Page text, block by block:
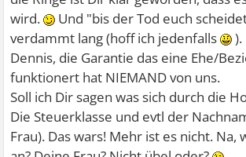
wird.
Und "bis der Tod euch
verdammt lang (hoff ich jedenfalls
Dennis, die Garantie das eine Ehe/
funktionert hat NIEMAND von uns.
Soll ich Dir sagen was sich durch die
Die Steuerklasse und evtl der
Frau). Das wars! Mehr ist es nicht. Na,